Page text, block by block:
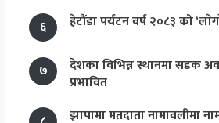
६
हेटौंडा पर्यटन वर्ष २०८३ को
७
देशका विभिन्न स्थानमा सडक
प्रभावित
झापामा मतदाता नामावलीमा नाम